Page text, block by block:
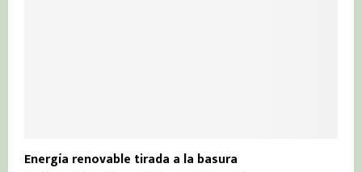
Energía renovable tirada a la basura